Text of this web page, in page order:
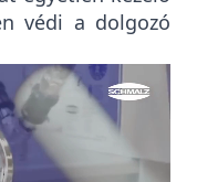
védi a dolgozó